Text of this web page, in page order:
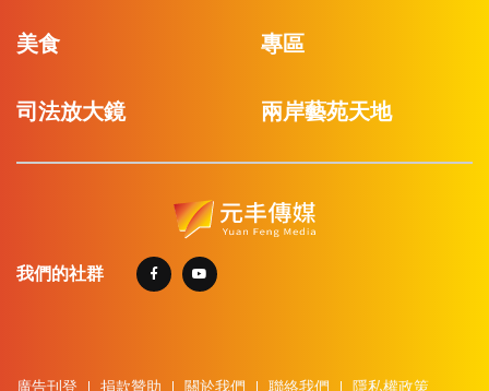
美食 專區
司法放大鏡 兩岸藝苑天地
我們的社群
廣告刊登 捐款贊助 關於我們 聯絡我們 隱私權政策